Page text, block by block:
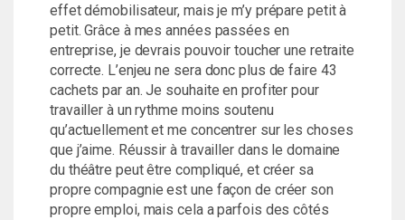
effet démobilisateur, mais je m’y prépare petit à
petit. Grâce à mes années passées en
entreprise, je devrais pouvoir toucher une retraite
correcte. L’enjeu ne sera donc plus de faire 43
cachets par an. Je souhaite en profiter pour
travailler à un rythme moins soutenu
qu’actuellement et me concentrer sur les choses
que j’aime. Réussir à travailler dans le domaine
du théâtre peut être compliqué, et créer sa
propre compagnie est une façon de créer son
propre emploi, mais cela a parfois des côtés